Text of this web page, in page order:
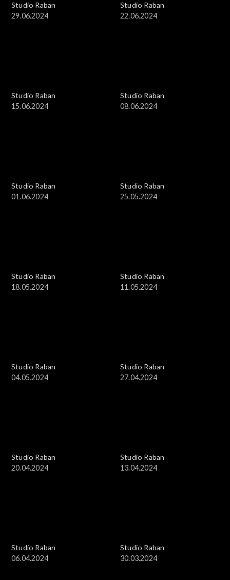
Studio Raban
29.06.2024
Studio Raban
22.06.2024
Studio Raban
15.06.2024
Studio Raban
08.06.2024
Studio Raban
01.06.2024
Studio Raban
25.05.2024
Studio Raban
18.05.2024
Studio Raban
11.05.2024
Studio Raban
04.05.2024
Studio Raban
27.04.2024
Studio Raban
20.04.2024
Studio Raban
13.04.2024
Studio Raban
06.04.2024
Studio Raban
30.03.2024